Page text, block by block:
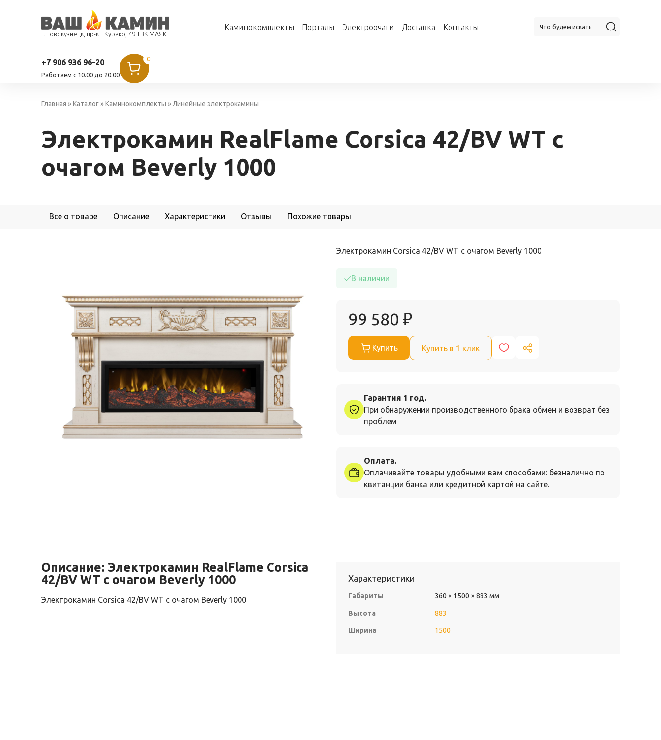
г.Новокузнецк, пр-кт. Курако, 49 ТВК МАЯК
Каминокомплекты Порталы Электроочаги Доставка Контакты
+7 906 936 96-20
Работаем c 10.00 до 20.00
0
Главная »Каталог»Каминокомплекты »Линейные электрокамины
Электрокамин RealFlame Corsica 42/BV WT с
очагом Beverly 1000
Все о товаре Описание Характеристики Отзывы Похожие товары
Электрокамин Corsica 42/BV WT с очагом Beverly 1000
В наличии
99 580 ₽
Купить Купить в 1 клик
Гарантия 1 год.
При обнаружении производственного брака обмен и возврат без
проблем
Оплата.
Оплачивайте товары удобными вам способами: безналично по
квитанции банка или кредитной картой на сайте.
Описание: Электрокамин RealFlame Corsica
42/BV WT с очагом Beverly 1000
Электрокамин Corsica 42/BV WT с очагом Beverly 1000
Характеристики
Габариты 360 × 1500 × 883 мм
Высота 883
Ширина 1500